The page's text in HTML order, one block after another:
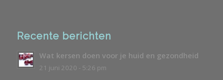
Recente berichten
Wat kersen doen voor je huid en gezondheid
21 juni 2020 - 5:26 pm